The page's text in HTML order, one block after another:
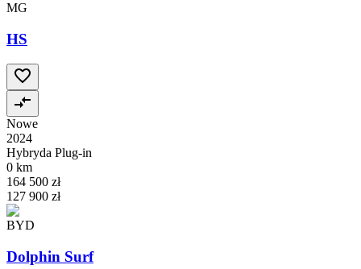
MG
HS
Nowe
2024
Hybryda Plug-in
0 km
164 500 zł
127 900 zł
BYD
Dolphin Surf